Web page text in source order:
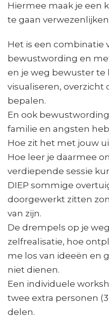
Hiermee maak je een
te gaan
Het is een combinatie
bewustwording en
en je weg bewuster te
visualiseren, overzicht
bepalen.
En ook
familie en angsten
Hoe zit het met jouw
Hoe leer je daarmee
verdiepende sessie
DIEP sommige
doorgewerkt zitten
van zijn.
De drempels op je
zelfrealisatie, hoe
me los van ideeën en
niet dienen.
Een individuele
twee extra personen
delen.